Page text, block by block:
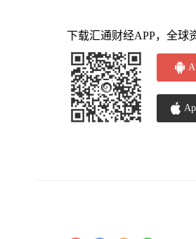
下载汇通财经APP，全球